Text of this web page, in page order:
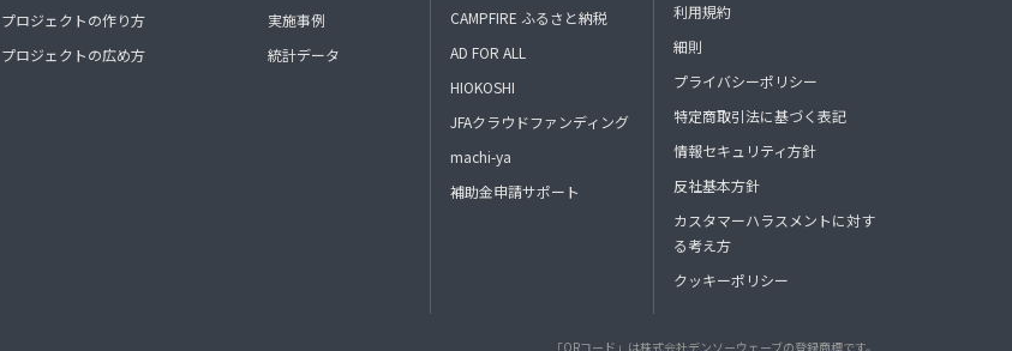
プロジェクトの作り方
プロジェクトの広め方
実施事例
統計データ
CAMPFIRE ふるさと納税
AD FOR ALL
HIOKOSHI
JFAクラウドファンディング
machi-ya
補助金申請サポート
利用規約
細則
プライバシーポリシー
特定商取引法に基づく表記
情報セキュリティ方針
反社基本方針
カスタマーハラスメントに対す
る考え方
クッキーポリシー
「QRコード」は株式会社デンソーウェーブの登録商標です。